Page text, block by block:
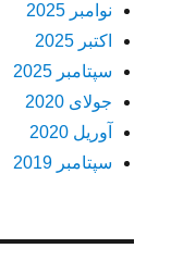
نوامبر 2025
اکتبر 2025
سپتامبر 2025
جولای 2020
آوریل 2020
سپتامبر 2019